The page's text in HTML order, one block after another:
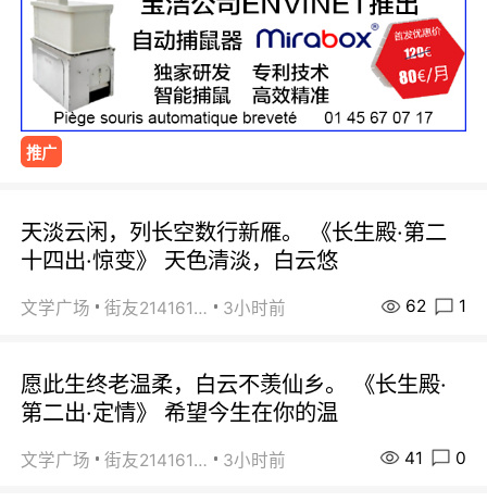
推广
天淡云闲，列长空数行新雁。 《长生殿·第二
十四出·惊变》 天色清淡，白云悠
文学广场 街友21416156 3小时前 62 1
愿此生终老温柔，白云不羡仙乡。 《长生殿·
第二出·定情》 希望今生在你的温
文学广场 街友21416156 3小时前 41 0